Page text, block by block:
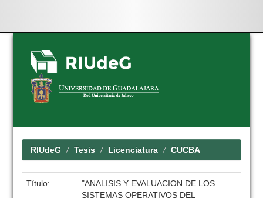
Skip
navigation
RIUdeG Tesis Licenciatura CUCBA
Título:
"ANALISIS Y EVALUACION DE LOS
SISTEMAS OPERATIVOS DEL